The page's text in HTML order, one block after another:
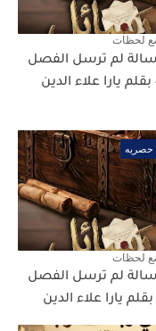
لحظات
لم ترسل الفصل
حصريه
لحظات
لم ترسل الفصل